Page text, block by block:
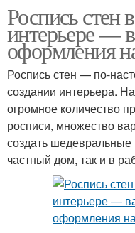
Роспись стен
интерьере —
оформления
Роспись стен — по-
создании интерьера.
огромное количество
росписи, множество
создать
частный дом, так и в